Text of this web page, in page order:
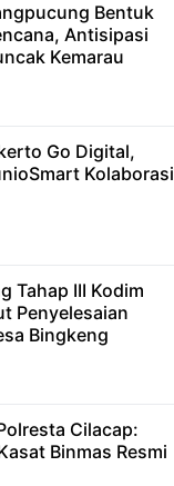
Bentuk
Antisipasi
Kemarau
Go Digital,
Kolaborasi
Tahap III Kodim
Penyelesaian
Bingkeng
Cilacap:
Binmas Resmi